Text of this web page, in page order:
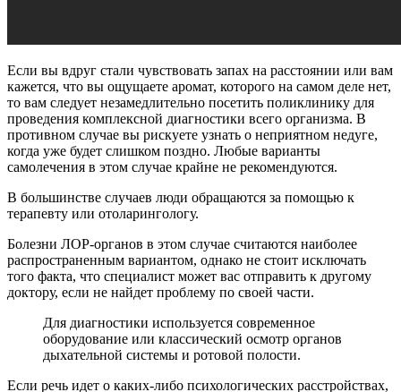
Если вы вдруг стали чувствовать запах на расстоянии или вам
кажется, что вы ощущаете аромат, которого на самом деле нет,
то вам следует незамедлительно посетить поликлинику для
проведения комплексной диагностики всего организма. В
противном случае вы рискуете узнать о неприятном недуге,
когда уже будет слишком поздно. Любые варианты
самолечения в этом случае крайне не рекомендуются.
В большинстве случаев люди обращаются за помощью к
терапевту или отоларингологу.
Болезни ЛОР-органов в этом случае считаются наиболее
распространенным вариантом, однако не стоит исключать
того факта, что специалист может вас отправить к другому
доктору, если не найдет проблему по своей части.
Для диагностики используется современное
оборудование или классический осмотр органов
дыхательной системы и ротовой полости.
Если речь идет о каких-либо психологических расстройствах,